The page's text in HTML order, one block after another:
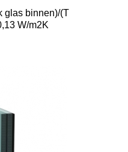
glas binnen)/(T
W/m2K